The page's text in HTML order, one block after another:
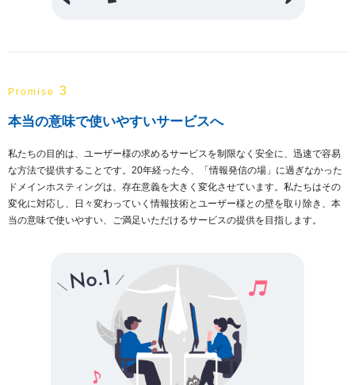
Promise 3
本当の意味で使いやすいサービスへ
私たちの目的は、ユーザー様の求めるサービスを制限なく安全に、迅速で容易
な方法で提供することです。20年経った今、「情報発信の場」に過ぎなかった
ドメインホスティングは、存在意義を大きく変化させています。私たちはその
変化に対応し、日々変わっていく情報技術とユーザー様との壁を取り除き、本
当の意味で使いやすい、ご満足いただけるサービスの提供を目指します。